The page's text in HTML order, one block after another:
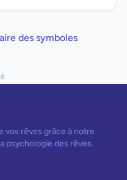
des symboles
vos rêves grâce à notre
psychologie des rêves.